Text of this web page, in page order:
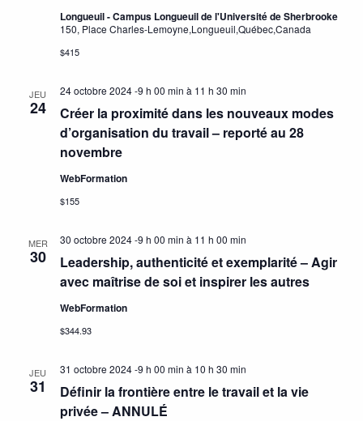
Longueuil - Campus Longueuil de l'Université de Sherbrooke
150, Place Charles-Lemoyne,Longueuil,Québec,Canada
$415
JEU
24
Créer la proximité dans les nouveaux modes
d’organisation du travail – reporté au 28
novembre
24 octobre 2024 -9 h 00 min à 11 h 30 min
WebFormation
$155
MER
30
Leadership, authenticité et exemplarité – Agir
avec maîtrise de soi et inspirer les autres
30 octobre 2024 -9 h 00 min à 11 h 00 min
WebFormation
$344.93
JEU
31
Définir la frontière entre le travail et la vie
privée – ANNULÉ
31 octobre 2024 -9 h 00 min à 10 h 30 min